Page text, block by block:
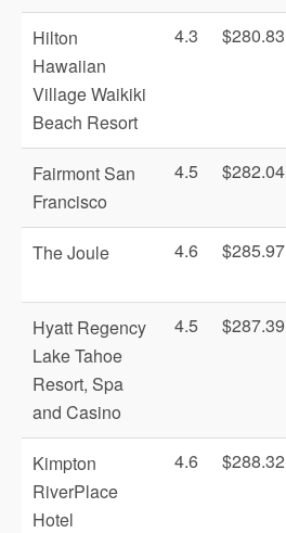
Hilton
Hawaiian
Village Waikiki
Beach Resort
4.3 $280.83
Fairmont San
Francisco
4.5 $282.04
The Joule 4.6 $285.97
Hyatt Regency
Lake Tahoe
Resort, Spa
and Casino
4.5 $287.39
Kimpton
RiverPlace
Hotel
4.6 $288.32